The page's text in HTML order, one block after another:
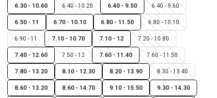
6.30 - 10.60 6.40 - 10.20 6.40 - 9.50 6.40 - 9.60
6.50 - 11 6.70 - 10.10 6.80 - 11.50 6.80 - 10.10
6.90 - 11 7.10 - 10.70 7.10 - 12 7.20 - 10.80
7.40 - 12.60 7.50 - 12 7.60 - 11.40 7.60 - 11.50
7.80 - 13.20 8.10 - 12.30 8.20 - 13.90 8.30 - 13.40
8.60 - 13.20 8.60 - 14.70 9.10 - 15.50 9.30 - 14.30